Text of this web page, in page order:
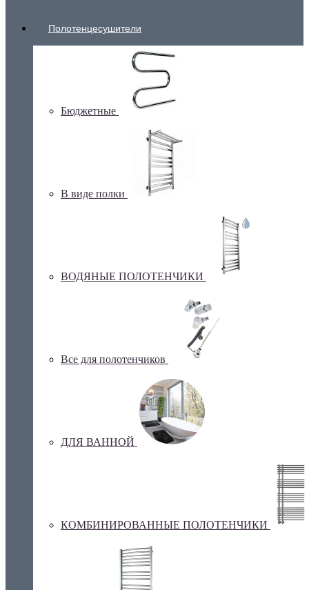
Полотенцесушители
Бюджетные
В виде полки
ВОДЯНЫЕ ПОЛОТЕНЧИКИ
Все для полотенчиков
ДЛЯ ВАННОЙ
КОМБИНИРОВАННЫЕ ПОЛОТЕНЧИКИ